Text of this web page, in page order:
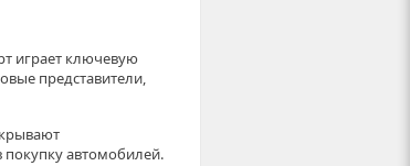
играет ключевую
представители,
покупку автомобилей.